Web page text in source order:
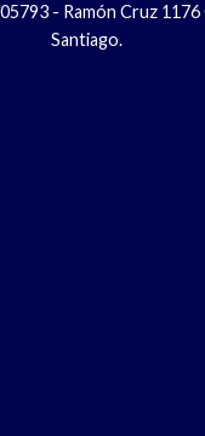
- Ramón Cruz 1176
Santiago.